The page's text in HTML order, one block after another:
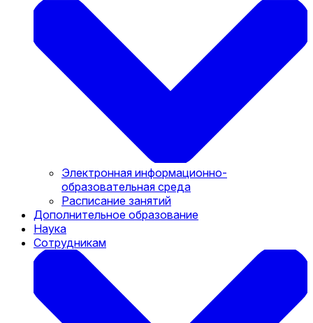
Электронная информационно-
образовательная среда
Расписание занятий
Дополнительное образование
Наука
Сотрудникам